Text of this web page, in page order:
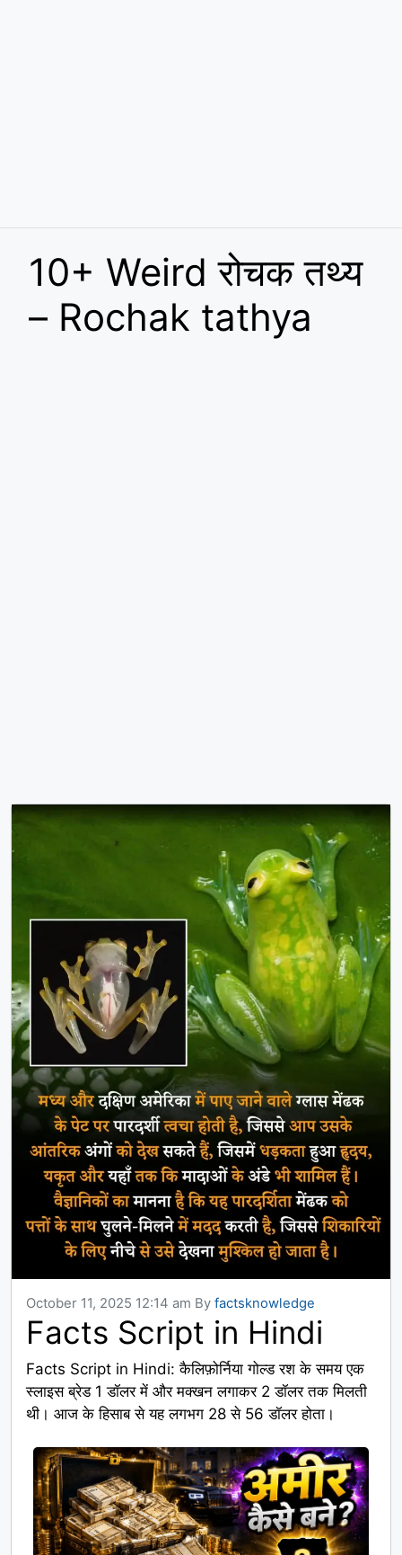
10+ Weird रोचक तथ्य
– Rochak tathya
October 11, 2025 12:14 am By factsknowledge
Facts Script in Hindi
Facts Script in Hindi: कैलिफ़ोर्निया गोल्ड रश के समय एक
स्लाइस ब्रेड 1 डॉलर में और मक्खन लगाकर 2 डॉलर तक मिलती
थी। आज के हिसाब से यह लगभग 28 से 56 डॉलर होता।